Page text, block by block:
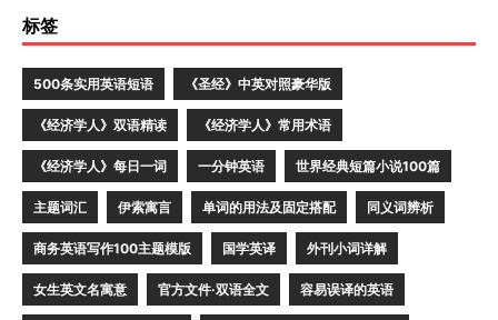
标签
500条实用英语短语 《圣经》中英对照豪华版
《经济学人》双语精读 《经济学人》常用术语
《经济学人》每日一词 一分钟英语 世界经典短篇小说100篇
主题词汇 伊索寓言 单词的用法及固定搭配 同义词辨析
商务英语写作100主题模版 国学英译 外刊小词详解
女生英文名寓意 官方文件·双语全文 容易误译的英语